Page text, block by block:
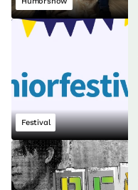
Festival